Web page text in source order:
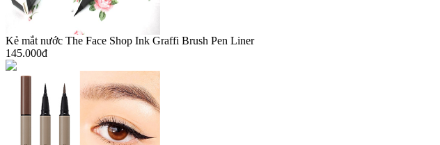
Kẻ mắt nước The Face Shop Ink Graffi Brush Pen Liner
145.000đ